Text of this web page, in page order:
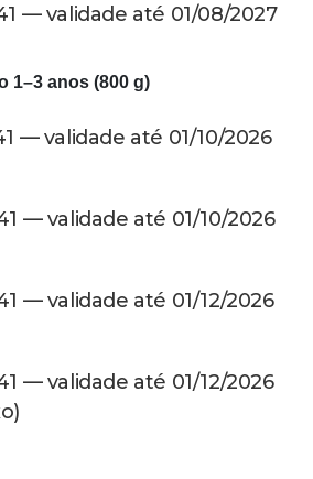
— validade até 01/08/2027
1–3 anos (800 g)
— validade até 01/10/2026
— validade até 01/10/2026
— validade até 01/12/2026
— validade até 01/12/2026